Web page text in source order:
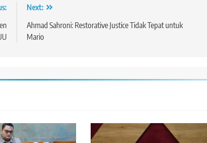
Next:
Ahmad Sahroni: Restorative Justice Tidak Tepat untuk
Mario